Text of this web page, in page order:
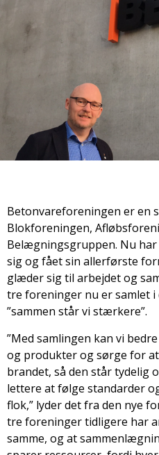
Betonvareforeningen er en
Blokforeningen,
Belægningsgruppen. Nu
sig og fået sin allerførste
glæder sig til arbejdet og
tre foreninger nu er samlet i
”sammen står vi stærkere”.
”Med samlingen kan vi
og produkter og sørge for
brandet, så den står tydelig
lettere at følge standarder
flok,” lyder det fra den nye
tre foreninger tidligere har
samme, og at